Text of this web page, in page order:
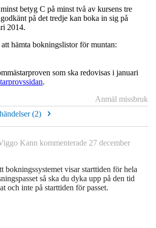
betyg C på minst två av kursens tre
på det tredje kan boka in sig på
2014.
hämta bokningslistor för muntan:
som ska redovisas i januari
.
Anmäl missbruk
(2)
Kann kommenterade 27 december
bokningssystemet visar starttiden för hela
så ska du dyka upp på den tid
och inte på starttiden för passet.